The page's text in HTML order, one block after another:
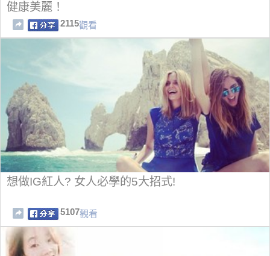
健康美麗！
2115觀看
想做IG紅人? 女人必學的5大招式!
5107觀看